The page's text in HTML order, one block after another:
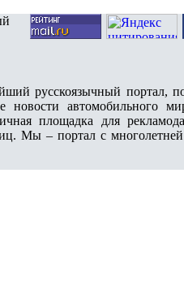
русскоязычный портал,
новости автомобильного
площадка для
Мы – портал с